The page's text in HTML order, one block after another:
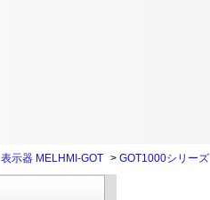
表示器 MELHMI-GOT > GOT1000シリーズ